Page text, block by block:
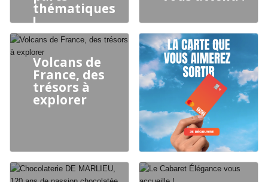
thématiques
!
Volcans de
France, des
trésors à
explorer